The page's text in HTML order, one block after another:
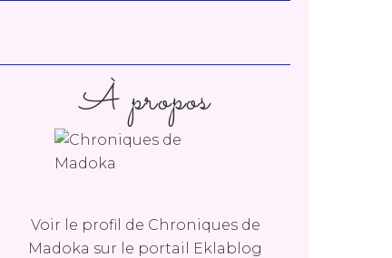
À propos
Voir le profil de Chroniques de
Madoka sur le portail Eklablog